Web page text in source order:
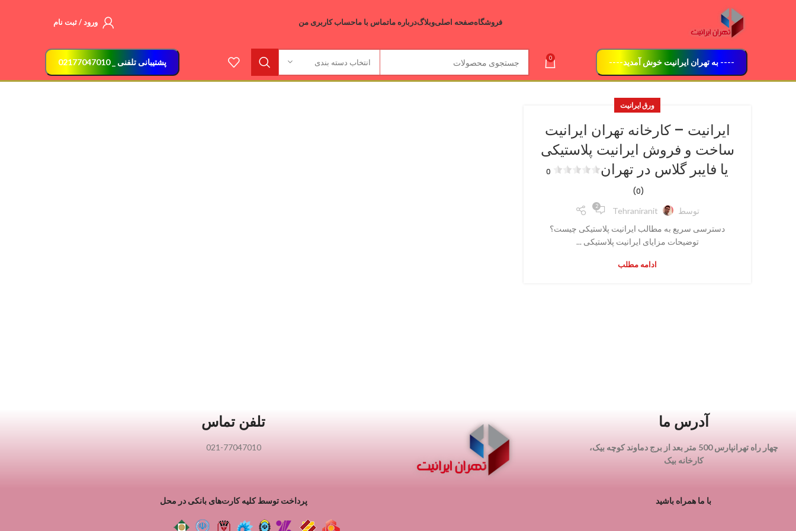
فروشگاهصفحه اصلیوبلاگدرباره ماتماس با ماحساب کاربری من ورود / ثبت نام
---- به تهران ایرانیت خوش آمدید---- 0 انتخاب دسته بندی پشتیبانی تلفنی _ 02177047010
ورق ایرانیت
ایرانیت – کارخانه تهران ایرانیت
ساخت و فروش ایرانیت پلاستیکی
یا فایبر گلاس در تهران
0
(0)
توسط Tehraniranit
2
دسترسی سریع به مطالب ایرانیت پلاستیکی چیست؟
توضیحات مزایای ایرانیت پلاستیکی ...
ادامه مطلب
آدرس ما
چهار راه تهرانپارس 500 متر بعد از برج دماوند کوچه بیک،
کارخانه بیک
تلفن تماس
021-77047010
با ما همراه باشید پرداخت توسط کلیه کارت‌های بانکی در محل